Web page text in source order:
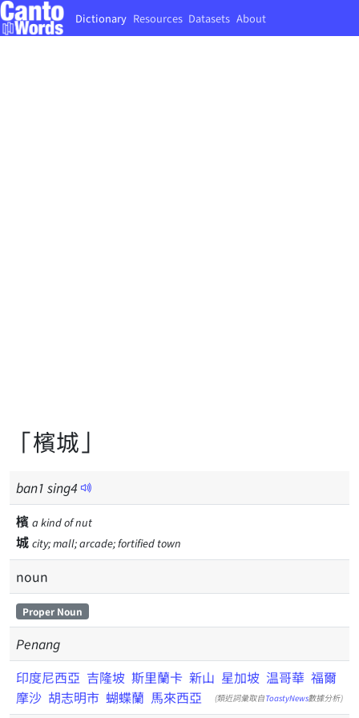
Dictionary Resources Datasets About
「檳城」
ban1 sing4
檳 a kind of nut
城 city; mall; arcade; fortified town
noun
Proper Noun
Penang
印度尼西亞 吉隆坡 斯里蘭卡 新山 星加坡 温哥華 福爾
摩沙 胡志明市 蝴蝶蘭 馬來西亞 (類近詞彙取自ToastyNews數據分析)